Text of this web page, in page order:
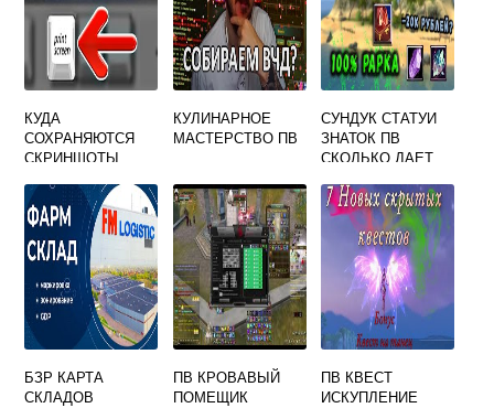
КУДА
СОХРАНЯЮТСЯ
СКРИНШОТЫ
КУЛИНАРНОЕ
МАСТЕРСТВО ПВ
СУНДУК СТАТУИ
ЗНАТОК ПВ
СКОЛЬКО ДАЕТ
БЗР КАРТА
СКЛАДОВ
ПВ КРОВАВЫЙ
ПОМЕЩИК
ПВ КВЕСТ
ИСКУПЛЕНИЕ